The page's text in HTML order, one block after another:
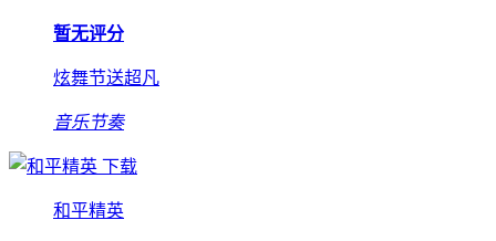
暂无评分
炫舞节送超凡
音乐节奏
下载
和平精英